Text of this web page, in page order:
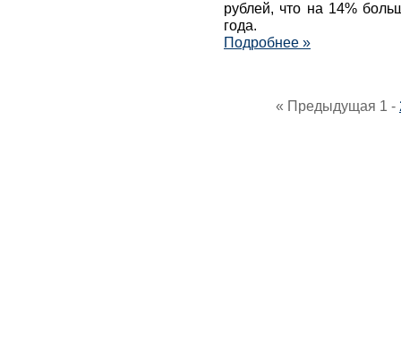
рублей, что на 14%
года.
Подробнее »
« Предыдущая 1 -